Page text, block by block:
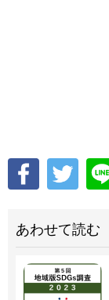
あわせて読む